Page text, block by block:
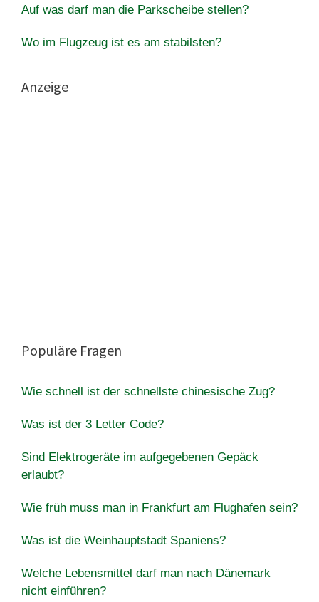
Auf was darf man die Parkscheibe stellen?
Wo im Flugzeug ist es am stabilsten?
Anzeige
Populäre Fragen
Wie schnell ist der schnellste chinesische Zug?
Was ist der 3 Letter Code?
Sind Elektrogeräte im aufgegebenen Gepäck
erlaubt?
Wie früh muss man in Frankfurt am Flughafen sein?
Was ist die Weinhauptstadt Spaniens?
Welche Lebensmittel darf man nach Dänemark
nicht einführen?